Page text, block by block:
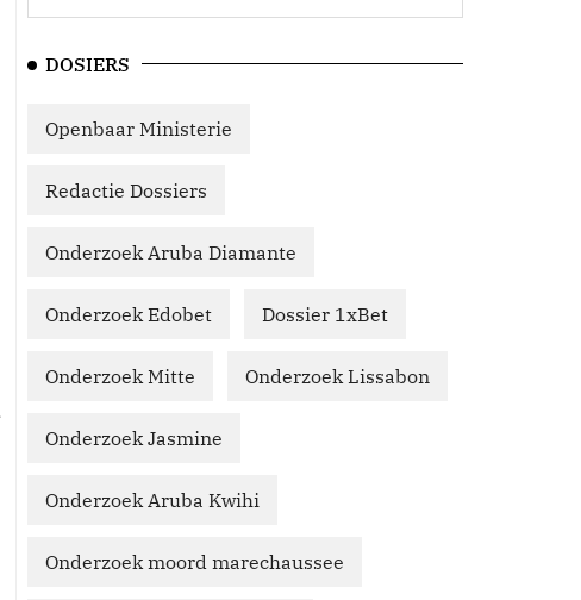
DOSIERS
Openbaar Ministerie
Redactie Dossiers
Onderzoek Aruba Diamante
Onderzoek Edobet Dossier 1xBet
Onderzoek Mitte Onderzoek Lissabon
Onderzoek Jasmine
Onderzoek Aruba Kwihi
Onderzoek moord marechaussee